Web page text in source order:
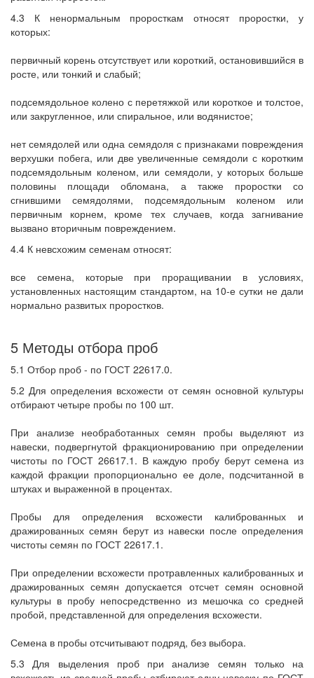
4.3 К ненормальным проросткам относят проростки, у
которых:
первичный корень отсутствует или короткий, остановившийся в
росте, или тонкий и слабый;
подсемядольное колено с перетяжкой или короткое и толстое,
или закругленное, или спиральное, или водянистое;
нет семядолей или одна семядоля с признаками повреждения
верхушки побега, или две увеличенные семядоли с коротким
подсемядольным коленом, или семядоли, у которых больше
половины площади обломана, а также проростки со
сгнившими семядолями, подсемядольным коленом или
первичным корнем, кроме тех случаев, когда загнивание
вызвано вторичным повреждением.
4.4 К невсхожим семенам относят:
все семена, которые при проращивании в условиях,
установленных настоящим стандартом, на 10-е сутки не дали
нормально развитых проростков.
5 Методы отбора проб
5.1 Отбор проб - по ГОСТ 22617.0.
5.2 Для определения всхожести от семян основной культуры
отбирают четыре пробы по 100 шт.
При анализе необработанных семян пробы выделяют из
навески, подвергнутой фракционированию при определении
чистоты по ГОСТ 26617.1. В каждую пробу берут семена из
каждой фракции пропорционально ее доле, подсчитанной в
штуках и выраженной в процентах.
Пробы для определения всхожести калиброванных и
дражированных семян берут из навески после определения
чистоты семян по ГОСТ 22617.1.
При определении всхожести протравленных калиброванных и
дражированных семян допускается отсчет семян основной
культуры в пробу непосредственно из мешочка со средней
пробой, представленной для определения всхожести.
Семена в пробы отсчитывают подряд, без выбора.
5.3 Для выделения проб при анализе семян только на